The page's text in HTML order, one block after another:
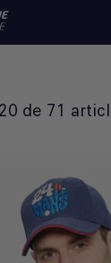
de 71